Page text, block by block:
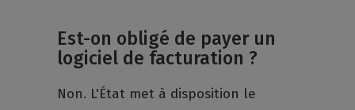
Est-on obligé de payer un
logiciel de facturation ?
Non. L'État met à disposition le